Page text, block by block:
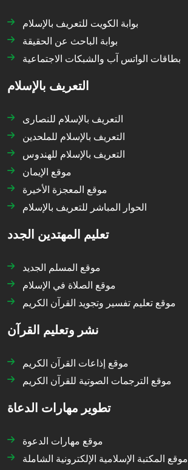
بوابة الكويت للتعريف بالإسلام
بوابة الباحث عن الحقيقة
بطاقات الواتس آب والشبكات الاجتماعية
التعريف بالإسلام
التعريف بالإسلام للنصارى
التعريف بالإسلام للملحدين
التعريف بالإسلام للهندوس
موقع الإيمان
موقع المعجزة الأخيرة
الحوار المباشر للتعريف بالإسلام
تعليم المهتدين الجدد
موقع المسلم الجديد
موقع الصلاة في الإسلام
موقع تعليم تفسير وتجويد القرآن الكريم
نشر وتعليم القرآن
موقع إذاعات القرآن الكريم
موقع الترجمات الصوتية للقرآن الكريم
تطوير مهارات الدعاة
موقع مهارات الدعوة
موقع المكتبة الإسلامية الإلكترونية الشاملة